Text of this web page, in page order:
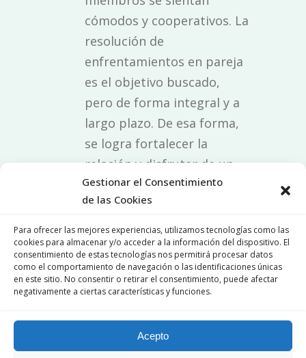
Gestionar el Consentimiento
de las Cookies
Para ofrecer las mejores experiencias, utilizamos tecnologías como las
cookies para almacenar y/o acceder a la información del dispositivo. El
consentimiento de estas tecnologías nos permitirá procesar datos
como el comportamiento de navegación o las identificaciones únicas
en este sitio. No consentir o retirar el consentimiento, puede afectar
negativamente a ciertas características y funciones.
Acepto
cómodos y cooperativos. La
resolución de
enfrentamientos en pareja
es el objetivo buscado,
pero de forma integral y a
largo plazo. De esa forma,
se logra fortalecer la
relación y disfrutar de un
proyecto a futuro más feliz
y estable.
Otros servicios que brindamos
junto a la terapia de pareja
Psicología Infantil en
Psicología para